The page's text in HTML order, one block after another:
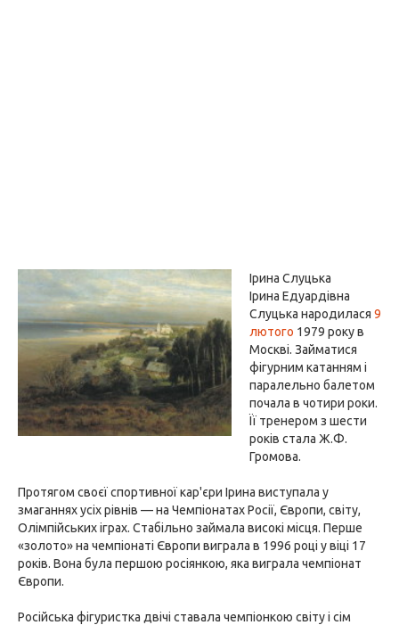
Ірина Слуцька
Ірина Едуардівна
Слуцька народилася 9
лютого 1979 року в
Москві. Займатися
фігурним катанням і
паралельно балетом
почала в чотири роки.
Її тренером з шести
років стала Ж.Ф.
Громова.
Протягом своєї спортивної кар'єри Ірина виступала у
змаганнях усіх рівнів — на Чемпіонатах Росії, Європи, світу,
Олімпійських іграх. Стабільно займала високі місця. Перше
«золото» на чемпіонаті Європи виграла в 1996 році у віці 17
років. Вона була першою росіянкою, яка виграла чемпіонат
Європи.
Російська фігуристка двічі ставала чемпіонкою світу і сім